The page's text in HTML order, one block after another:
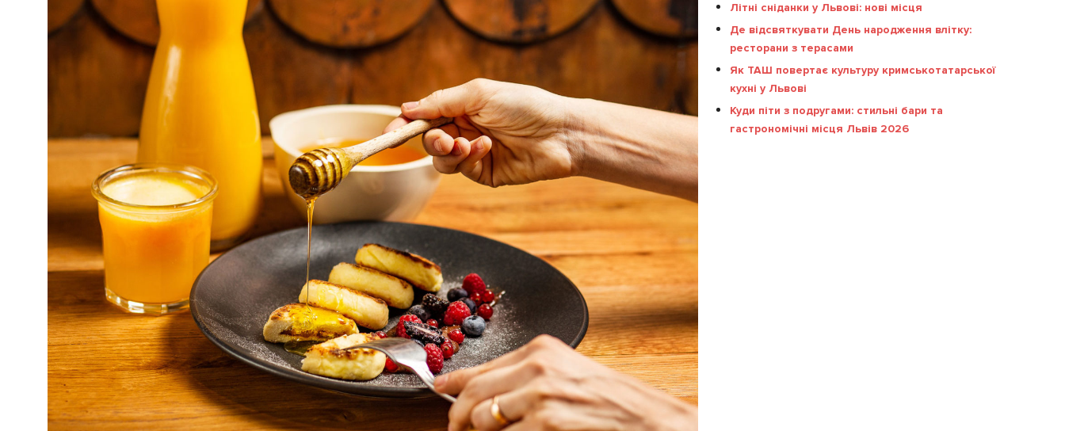
Літні сніданки у Львові: нові місця
Де відсвяткувати День народження влітку:
ресторани з терасами
Як ТАШ повертає культуру кримськотатарської
кухні у Львові
Куди піти з подругами: стильні бари та
гастрономічні місця Львів 2026